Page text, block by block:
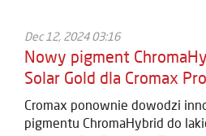
Dec 12, 2024 03:16
Nowy pigment
Solar Gold dla Cromax Pro
Cromax ponownie dowodzi
pigmentu ChromaHybrid do